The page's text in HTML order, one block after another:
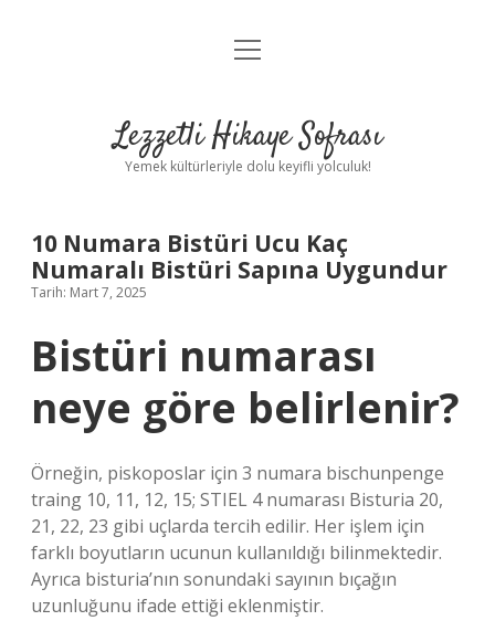
Anasayfa
Yasal Uyarı
menüyü
Lezzetli Hikaye Sofrası
Yemek kültürleriyle dolu keyifli yolculuk!
10 Numara Bistüri Ucu Kaç
Numaralı Bistüri Sapına Uygundur
Tarih: Mart 7, 2025
Bistüri numarası
neye göre belirlenir?
Örneğin, piskoposlar için 3 numara bischunpenge
traing 10, 11, 12, 15; STIEL 4 numarası Bisturia 20,
21, 22, 23 gibi uçlarda tercih edilir. Her işlem için
farklı boyutların ucunun kullanıldığı bilinmektedir.
Ayrıca bisturia’nın sonundaki sayının bıçağın
uzunluğunu ifade ettiği eklenmiştir.